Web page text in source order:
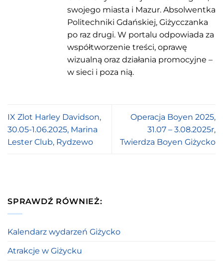
swojego miasta i Mazur. Absolwentka
Politechniki Gdańskiej, Giżycczanka
po raz drugi. W portalu odpowiada za
współtworzenie treści, oprawę
wizualną oraz działania promocyjne –
w sieci i poza nią.
IX Zlot Harley Davidson,
30.05-1.06.2025, Marina
Lester Club, Rydzewo
Operacja Boyen 2025,
31.07 – 3.08.2025r,
Twierdza Boyen Giżycko
SPRAWDŹ RÓWNIEŻ:
Kalendarz wydarzeń Giżycko
Atrakcje w Giżycku